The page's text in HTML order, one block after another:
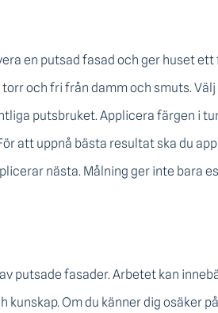
en putsad fasad och ger huset
och fri från damm och smuts.
putsbruket. Applicera färgen i
att uppnå bästa resultat ska du
nästa. Målning ger inte bara
putsade fasader. Arbetet kan
Om du känner dig osäker